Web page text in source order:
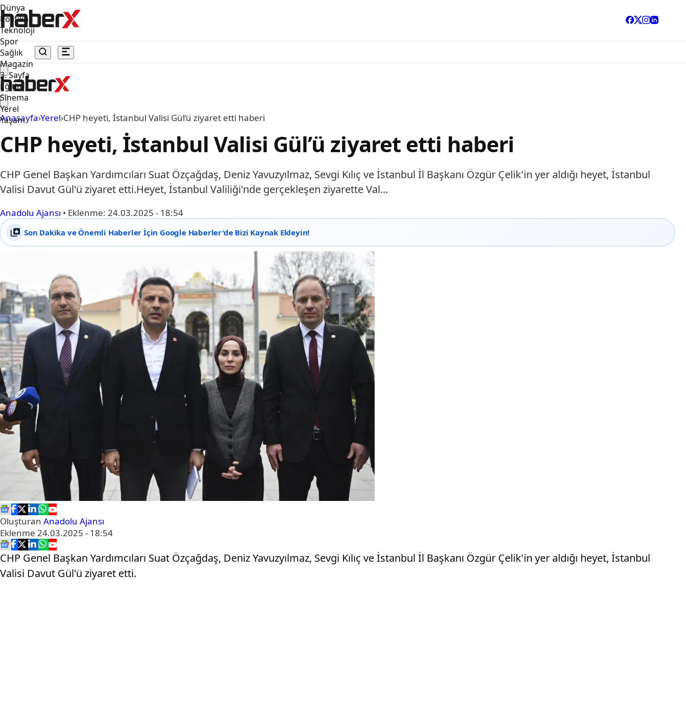
Dünya
Politika
Teknoloji
Spor
Sağlık
Magazin
3. Sayfa
Eğitim
Sinema
Yerel
Yaşam
Anasayfa›Yerel›CHP heyeti, İstanbul Valisi Gül’ü ziyaret etti haberi
CHP heyeti, İstanbul Valisi Gül’ü ziyaret etti haberi
CHP Genel Başkan Yardımcıları Suat Özçağdaş, Deniz Yavuzyılmaz, Sevgi Kılıç ve İstanbul İl Başkanı Özgür Çelik'in yer aldığı heyet, İstanbul
Valisi Davut Gül'ü ziyaret etti.Heyet, İstanbul Valiliği'nde gerçekleşen ziyarette Val...
Anadolu Ajansı • Eklenme: 24.03.2025 - 18:54
Son Dakika ve Önemli Haberler İçin Google Haberler'de Bizi Kaynak Ekleyin!
Oluşturan Anadolu Ajansı
Eklenme 24.03.2025 - 18:54
CHP Genel Başkan Yardımcıları Suat Özçağdaş, Deniz Yavuzyılmaz, Sevgi Kılıç ve İstanbul İl Başkanı Özgür Çelik'in yer aldığı heyet, İstanbul
Valisi Davut Gül'ü ziyaret etti.